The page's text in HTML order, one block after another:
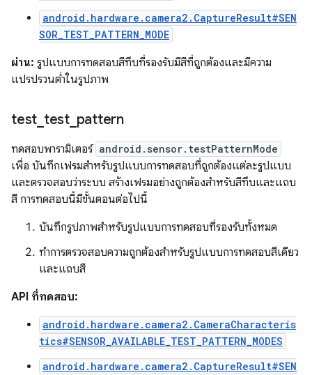
android.hardware.camera2.CaptureResult#SEN
SOR_TEST_PATTERN_MODE
ผ่าน: รูปแบบการทดสอบสีทึบที่รองรับมีสีที่ถูกต้องและมีความ
แปรปรวนต่ำในรูปภาพ
test test_ pattern
ทดสอบพารามิเตอร์ android.sensor.testPatternMode
เพื่อ บันทึกเฟรมสำหรับรูปแบบการทดสอบที่ถูกต้องแต่ละรูปแบบ
และตรวจสอบว่าระบบ สร้างเฟรมอย่างถูกต้องสำหรับสีทึบและแถบ
สี การทดสอบนี้มีขั้นตอนต่อไปนี้
บันทึกรูปภาพสำหรับรูปแบบการทดสอบที่รองรับทั้งหมด
ทำการตรวจสอบความถูกต้องสำหรับรูปแบบการทดสอบสีเดียว
และแถบสี
API ที่ทดสอบ:
android.hardware.camera2.CameraCharacteris
tics#SENSOR_AVAILABLE_TEST_PATTERN_MODES
android.hardware.camera2.CaptureResult#SEN